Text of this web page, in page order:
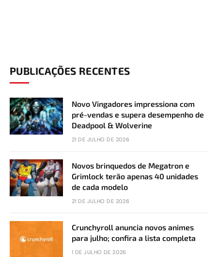
PUBLICAÇÕES RECENTES
Novo Vingadores impressiona com
pré-vendas e supera desempenho de
Deadpool & Wolverine
21 DE JULHO DE 2026
Novos brinquedos de Megatron e
Grimlock terão apenas 40 unidades
de cada modelo
21 DE JULHO DE 2026
Crunchyroll anuncia novos animes
para julho; confira a lista completa
1 DE JULHO DE 2026